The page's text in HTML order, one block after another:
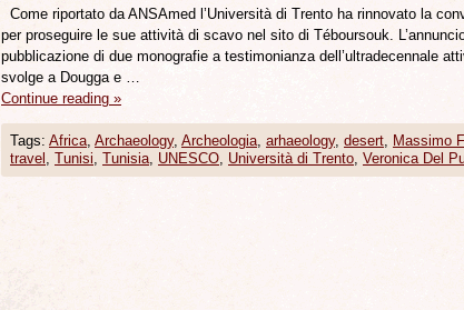
Come riportato da ANSAmed l’Università di Trento ha rinnovato la
per proseguire le sue attività di scavo nel sito di Téboursouk.
pubblicazione di due monografie a testimonianza dell’ultradecennale
svolge a Dougga e …
Continue reading »
Tags: Africa, Archaeology, Archeologia, arhaeology, desert, Massimo
travel , Tunisi, Tunisia, UNESCO, Università di Trento, Veronica Del